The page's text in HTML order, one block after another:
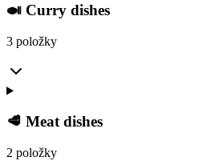
🍛 Curry dishes
3 položky
🥩 Meat dishes
2 položky